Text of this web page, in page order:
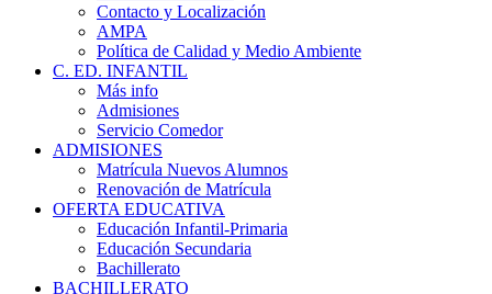
Contacto y Localización
AMPA
Política de Calidad y Medio Ambiente
C. ED. INFANTIL
Más info
Admisiones
Servicio Comedor
ADMISIONES
Matrícula Nuevos Alumnos
Renovación de Matrícula
OFERTA EDUCATIVA
Educación Infantil-Primaria
Educación Secundaria
Bachillerato
BACHILLERATO